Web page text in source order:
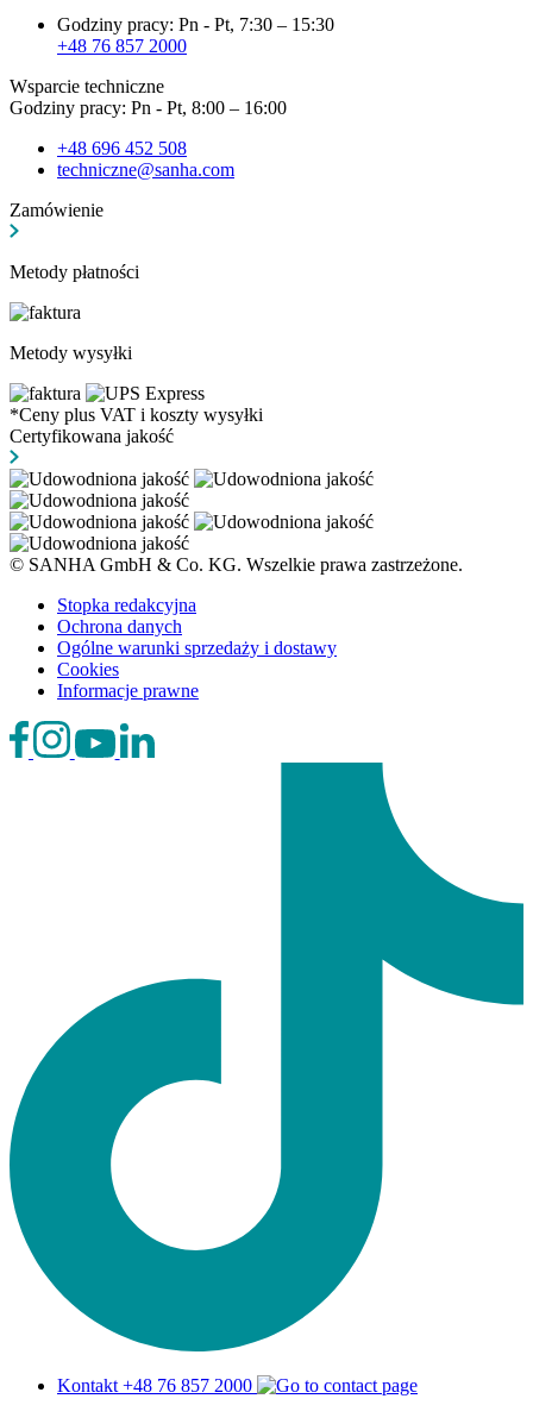
Godziny pracy: Pn - Pt, 7:30 – 15:30
+48 76 857 2000
Wsparcie techniczne
Godziny pracy: Pn - Pt, 8:00 – 16:00
+48 696 452 508
techniczne@sanha.com
Zamówienie
Metody płatności
Metody wysyłki
*Ceny plus VAT i koszty wysyłki
Certyfikowana jakość
© SANHA GmbH & Co. KG. Wszelkie prawa zastrzeżone.
Stopka redakcyjna
Ochrona danych
Ogólne warunki sprzedaży i dostawy
Cookies
Informacje prawne
Kontakt +48 76 857 2000